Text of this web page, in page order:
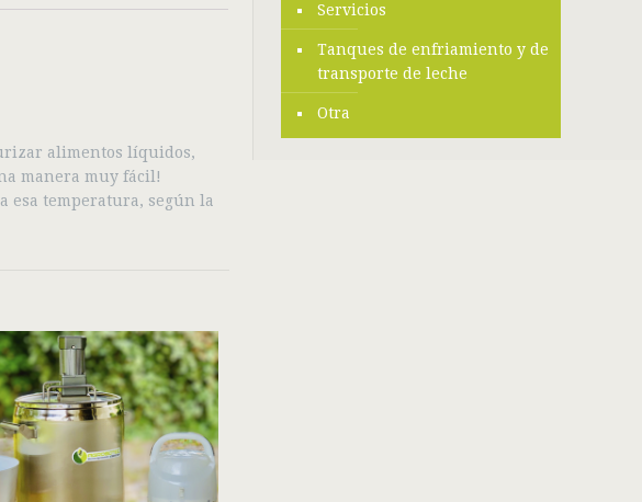
alimentos líquidos,
manera muy fácil!
esa temperatura, según la
Servicios
Tanques de enfriamiento y de
transporte de leche
Otra